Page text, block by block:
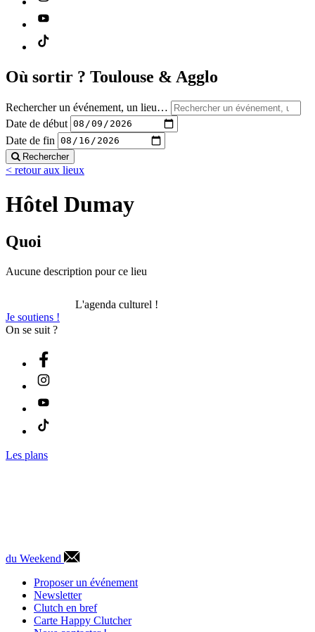
Où sortir ? Toulouse & Agglo
Rechercher un événement, un lieu…
Date de début
Date de fin
Rechercher
< retour aux lieux
Hôtel Dumay
Quoi
Aucune description pour ce lieu
L'agenda culturel !
Je soutiens !
On se suit ?
Les plans
du Weekend
Proposer un événement
Newsletter
Clutch en bref
Carte Happy Clutcher